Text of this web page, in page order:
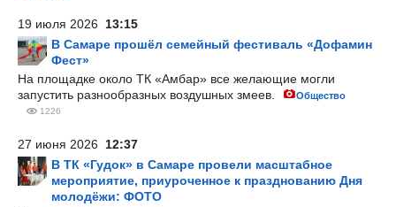
19 июля 2026 13:15
В Самаре прошёл семейный фестиваль «Дофамин
Фест»
На площадке около ТК «Амбар» все желающие могли
запустить разнообразных воздушных змеев.
Общество
1226
27 июня 2026 12:37
В ТК «Гудок» в Самаре провели масштабное
мероприятие, приуроченное к празднованию Дня
молодёжи: ФОТО